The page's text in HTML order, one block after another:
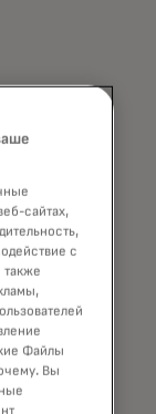
что
сайтах,
с
также
Файлы
Вы